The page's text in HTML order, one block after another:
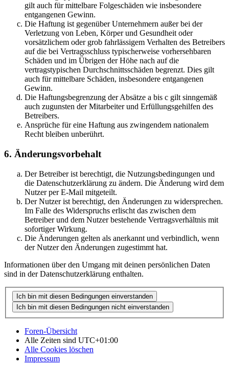
gilt auch für mittelbare Folgeschäden wie insbesondere
entgangenen Gewinn.
Die Haftung ist gegenüber Unternehmern außer bei der
Verletzung von Leben, Körper und Gesundheit oder
vorsätzlichem oder grob fahrlässigem Verhalten des Betreibers
auf die bei Vertragsschluss typischerweise vorhersehbaren
Schäden und im Übrigen der Höhe nach auf die
vertragstypischen Durchschnittsschäden begrenzt. Dies gilt
auch für mittelbare Schäden, insbesondere entgangenen
Gewinn.
Die Haftungsbegrenzung der Absätze a bis c gilt sinngemäß
auch zugunsten der Mitarbeiter und Erfüllungsgehilfen des
Betreibers.
Ansprüche für eine Haftung aus zwingendem nationalem
Recht bleiben unberührt.
6. Änderungsvorbehalt
Der Betreiber ist berechtigt, die Nutzungsbedingungen und
die Datenschutzerklärung zu ändern. Die Änderung wird dem
Nutzer per E-Mail mitgeteilt.
Der Nutzer ist berechtigt, den Änderungen zu widersprechen.
Im Falle des Widerspruchs erlischt das zwischen dem
Betreiber und dem Nutzer bestehende Vertragsverhältnis mit
sofortiger Wirkung.
Die Änderungen gelten als anerkannt und verbindlich, wenn
der Nutzer den Änderungen zugestimmt hat.
Informationen über den Umgang mit deinen persönlichen Daten
sind in der Datenschutzerklärung enthalten.
Foren-Übersicht
Alle Zeiten sind UTC+01:00
Alle Cookies löschen
Impressum